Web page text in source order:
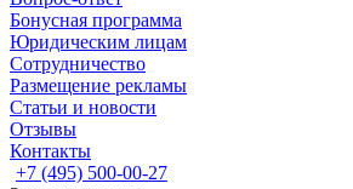
Бонусная программа
Юридическим лицам
Сотрудничество
Размещение рекламы
Статьи и новости
Отзывы
Контакты
+7 (495) 500-00-27